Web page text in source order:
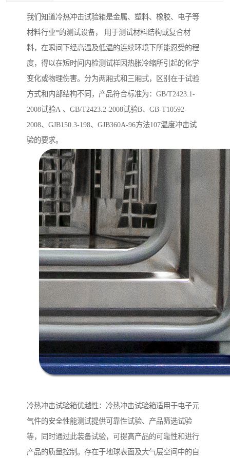
我们知道冷热冲击试验箱是金属、塑料、橡胶、电子等
材料行业*的测试设备， 用于测试材料结构或复合材
料，在瞬间下经高温及低温的连续环境下所能忍受的程
度，得以在短时间内检测试样因热胀冷缩所引起的化学
变化或物理伤害。分为两厢式和三厢式，区别在于试验
方式和内部结构不同，产品符合标准为：GB/T2423.1-
2008试验A 、GB/T2423.2-2008试验B、GB-T10592-
2008、GJB150.3-198、GJB360A-96方法107温度冲击试
验的要求。
冷热冲击试验箱优越性：冷热冲击试验箱适用于电子元
气件的安全性能测试提供可靠性试验、产品筛选试验
等，同时通过此装备试验，可提高产品的可靠性和进行
产品的质量控制。存在于地球表面及大气层空间中的自